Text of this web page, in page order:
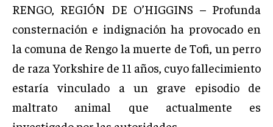
RENGO, REGIÓN DE O’HIGGINS – Profunda
consternación e indignación ha provocado en
la comuna de Rengo la muerte de Tofi, un perro
de raza Yorkshire de 11 años, cuyo fallecimiento
estaría vinculado a un grave episodio de
maltrato animal que actualmente es